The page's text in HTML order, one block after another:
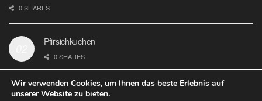
0 SHARES
Pfirsichkuchen
0 SHARES
Wir verwenden Cookies, um Ihnen das beste Erlebnis auf
unserer Website zu bieten.